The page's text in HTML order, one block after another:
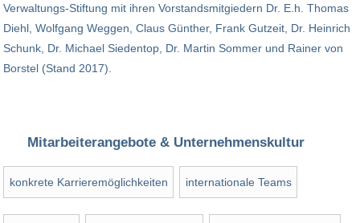
Verwaltungs-Stiftung mit ihren Vorstandsmitgiedern Dr. E.h. Thomas
Diehl, Wolfgang Weggen, Claus Günther, Frank Gutzeit, Dr. Heinrich
Schunk, Dr. Michael Siedentop, Dr. Martin Sommer und Rainer von
Borstel (Stand 2017).
Mitarbeiterangebote & Unternehmenskultur
konkrete Karrieremöglichkeiten internationale Teams